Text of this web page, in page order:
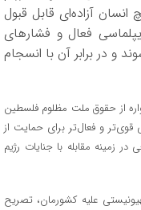
آزاده‌ای قابل قبول
فعال و فشار‌های
و در برابر آن با انسجام
از حقوق ملت مظلوم فلسطین
و فعال‌تر برای حمایت از
زمینه مقابله با جنایات رژیم
۱۲ روزه رژیم صهیونیستی علیه کشورمان، تصریح